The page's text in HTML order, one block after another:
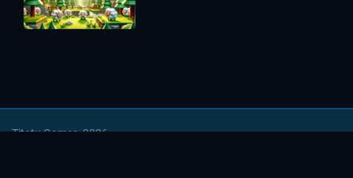
Titotu Games, 2026